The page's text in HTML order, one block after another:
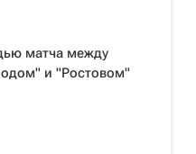
матча между
и "Ростовом"